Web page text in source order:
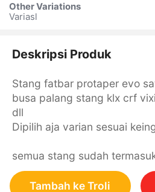
Other Variations
Variasl
Deskripsi Produk
Stang fatbar protaper evo
busa palang stang klx crf
dll
Dipilih aja varian sesuai
semua stang sudah
Tambah ke Troli